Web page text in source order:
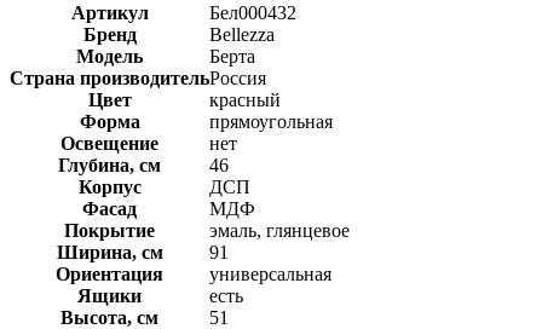
Артикул
Бел000432
Бренд
Bellezza
Модель
Берта
Страна производительРоссия
Цвет
красный
Форма
прямоугольная
Освещение
нет
Глубина, см
46
Корпус
ДСП
Фасад
МДФ
Покрытие
эмаль, глянцевое
Ширина, см
91
Ориентация
универсальная
Ящики
есть
Высота, см
51